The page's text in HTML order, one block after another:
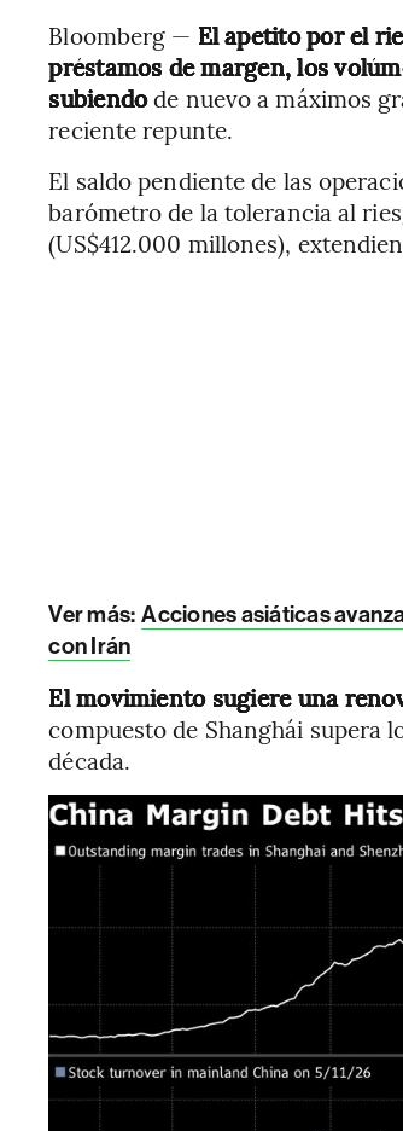
Bloomberg — El apetito por el
préstamos de margen, los
subiendode nuevo a máximos
reciente repunte.
El saldo pendiente de las
barómetro de la tolerancia al
(US$412.000 millones),
Ver más: Acciones asiáticas
con Irán
El movimiento sugiere una
compuesto de Shanghái supera
década.